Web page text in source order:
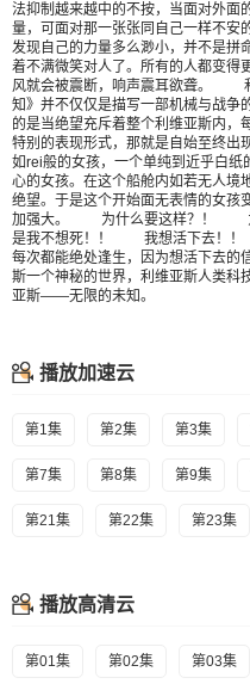
法抑制越来越中的不按，当面对外面
量，可面对那一张张同自己一样不
发现自己的力量多么渺小，并不是拼
着不满微笑对人了。所有的人都变得
风就会被震断，响声震耳欲聋。
知》并不仅仅是描写一部机械与战争
的是当绝望充斥着整个利维亚斯内，
特别的表现形式，那就是自始至终出
如rei般的女孩，一个单纯到近乎白
心的女孩。在这个船舱内如若无人境
绝望。于是这个开始面无表情的女孩
加强大。 为什么要这样？！
是我不想死！！ 我想活下去！！
每次都能绝处逢生，因为想活下去
斯一个神秘的世界，利维亚斯人类科
亚斯——无限的未知。
播放加速云
第1集 第2集 第3集
第7集 第8集 第9集
第21集 第22集 第23集
播放高清云
第01集 第02集 第03集